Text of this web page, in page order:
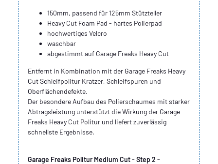
150mm, passend für 125mm Stützteller
Heavy Cut Foam Pad - hartes Polierpad
hochwertiges Velcro
waschbar
abgestimmt auf Garage Freaks Heavy Cut
Entfernt in Kombination mit der Garage Freaks Heavy
Cut Schleifpolitur Kratzer, Schleifspuren und
Oberflächendefekte.
Der besondere Aufbau des Polierschaumes mit starker
Abtragsleistung unterstützt die Wirkung der Garage
Freaks Heavy Cut Politur und liefert zuverlässig
schnellste Ergebnisse.
Garage Freaks Politur Medium Cut - Step 2 -